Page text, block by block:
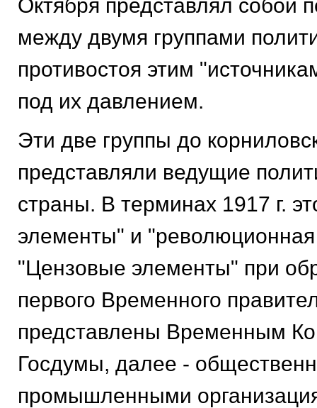
Октября представлял собой
между двумя группами
противостоя этим
под их давлением.
Эти две группы до
представляли ведущие
страны. В терминах 1917 г.
элементы" и
"Цензовые элементы" при
первого Временного
представлены Временным
Госдумы, далее -
промышленными